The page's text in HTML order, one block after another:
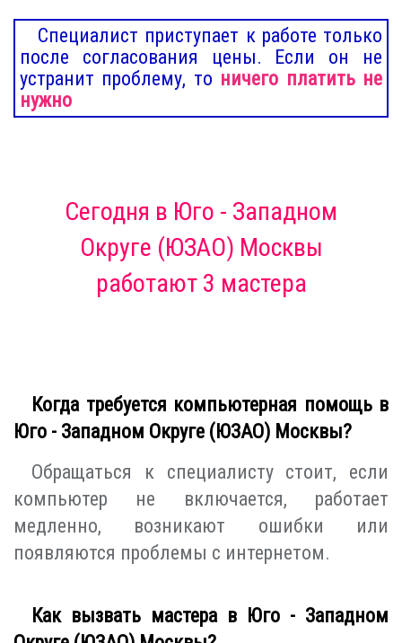
Специалист приступает к работе только
после согласования цены. Если он не
устранит проблему, то ничего платить не
нужно
Сегодня в Юго - Западном
Округе (ЮЗАО) Москвы
работают 3 мастера
Когда требуется компьютерная помощь в
Юго - Западном Округе (ЮЗАО) Москвы?
Обращаться к специалисту стоит, если
компьютер не включается, работает
медленно, возникают ошибки или
появляются проблемы с интернетом.
Как вызвать мастера в Юго - Западном